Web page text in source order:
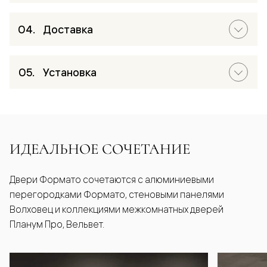
Доставка
Установка
ИДЕАЛЬНОЕ СОЧЕТАНИЕ
Двери Формато сочетаются с алюминиевыми
перегородками Формато, стеновыми панелями
Волховец и коллекциями межкомнатных дверей
Планум Про, Вельвет.